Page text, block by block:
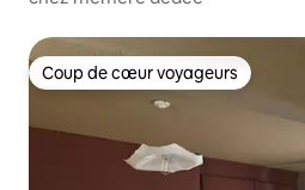
Coup de cœur voyageurs
Coup de cœur voyageurs